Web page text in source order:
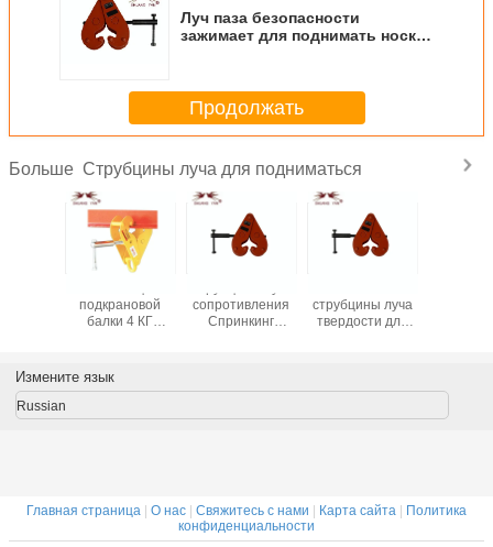
Луч паза безопасности
зажимает для поднимать носку
Продолжать
Больше Струбцины луча для подниматься
2
подкрановой
балки 4 КГ
исправленный
вал
цветом
сопротивления
Спринкинг
структуры
струбцины луча
твердости для
Апперансе
Измените язык
Russian
Главная страница О нас Свяжитесь с нами Карта сайта
Политика
конфиденциальности